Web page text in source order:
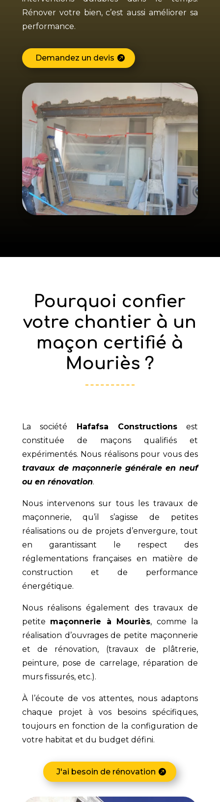
Rénover votre bien, c’est aussi améliorer sa
performance.
Demandez un devis
Pourquoi confier
votre chantier à un
maçon certifié à
Mouriès ?
La société Hafafsa Constructionsest
constituée de maçons qualifiés et
expérimentés. Nous réalisons pour vous des
travaux de maçonnerie générale en neuf
ou en rénovation.
Nous intervenons sur tous les travaux de
maçonnerie, qu’il s’agisse de petites
réalisations ou de projets d’envergure, tout
en garantissant le respect des
réglementations françaises en matière de
construction et de performance
énergétique.
Nous réalisons également des travaux de
petite maçonnerie à Mouriès, comme la
réalisation d’ouvrages de petite maçonnerie
et de rénovation, (travaux de plâtrerie,
peinture, pose de carrelage, réparation de
murs fissurés, etc.).
À l’écoute de vos attentes, nous adaptons
chaque projet à vos besoins spécifiques,
toujours en fonction de la configuration de
votre habitat et du budget défini.
J'ai besoin de rénovation